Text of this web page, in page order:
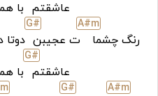
عاشقتم با
رنگ چشما
A#m
ت عجیبن
G#
دوتا
عاشقتم
G#
با
A#m
G#
m